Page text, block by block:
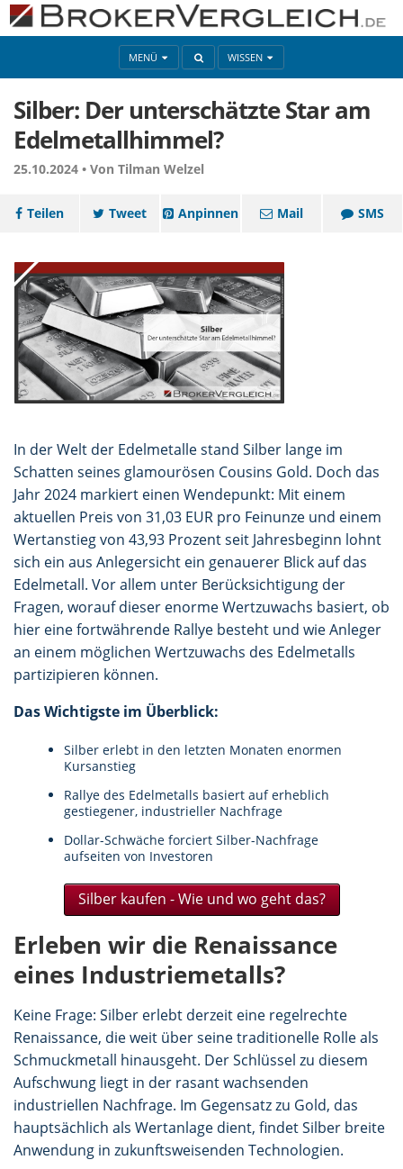
MENÜ WISSEN
Silber: Der unterschätzte Star am
Edelmetallhimmel?
25.10.2024 • Von Tilman Welzel
Teilen Tweet Anpinnen Mail SMS
In der Welt der Edelmetalle stand Silber lange im
Schatten seines glamourösen Cousins Gold. Doch das
Jahr 2024 markiert einen Wendepunkt: Mit einem
aktuellen Preis von 31,03 EUR pro Feinunze und einem
Wertanstieg von 43,93 Prozent seit Jahresbeginn lohnt
sich ein aus Anlegersicht ein genauerer Blick auf das
Edelmetall. Vor allem unter Berücksichtigung der
Fragen, worauf dieser enorme Wertzuwachs basiert, ob
hier eine fortwährende Rallye besteht und wie Anleger
an einem möglichen Wertzuwachs des Edelmetalls
partizipieren können.
Das Wichtigste im Überblick:
Silber erlebt in den letzten Monaten enormen
Kursanstieg
Rallye des Edelmetalls basiert auf erheblich
gestiegener, industrieller Nachfrage
Dollar-Schwäche forciert Silber-Nachfrage
aufseiten von Investoren
Silber kaufen - Wie und wo geht das?
Erleben wir die Renaissance
eines Industriemetalls?
Keine Frage: Silber erlebt derzeit eine regelrechte
Renaissance, die weit über seine traditionelle Rolle als
Schmuckmetall hinausgeht. Der Schlüssel zu diesem
Aufschwung liegt in der rasant wachsenden
industriellen Nachfrage. Im Gegensatz zu Gold, das
hauptsächlich als Wertanlage dient, findet Silber breite
Anwendung in zukunftsweisenden Technologien.